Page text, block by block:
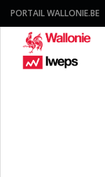
PORTAIL WALLONIE.BE